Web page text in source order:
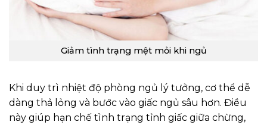
Giảm tình trạng mệt mỏi khi ngủ
Khi duy trì nhiệt độ phòng ngủ lý tưởng, cơ thể dễ
dàng thả lỏng và bước vào giấc ngủ sâu hơn. Điều
này giúp hạn chế tình trạng tỉnh giấc giữa chừng,